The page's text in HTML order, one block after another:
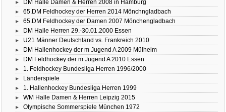
DM Halle Damen & Herren 2008 in Hamburg
65.DM Feldhockey der Herren 2014 Mönchngladbach
65.DM Feldhockey der Damen 2007 Mönchengladbach
DM Halle Herren 29.-30.01.2000 Essen
U21 Männer Deutschland vs. Frankreich 2010
DM Hallenhockey der m Jugend A 2009 Mülheim
DM Feldhockey der m Jugend A 2010 Essen
1. Feldhockey Bundesliga Herren 1996/2000
Länderspiele
1. Hallenhockey Bundesliga Herren 1999
WM Halle Damen & Herren Leipzig 2015
Olympische Sommerspiele München 1972